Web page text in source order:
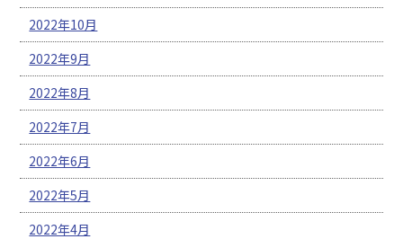
2022年10月
2022年9月
2022年8月
2022年7月
2022年6月
2022年5月
2022年4月